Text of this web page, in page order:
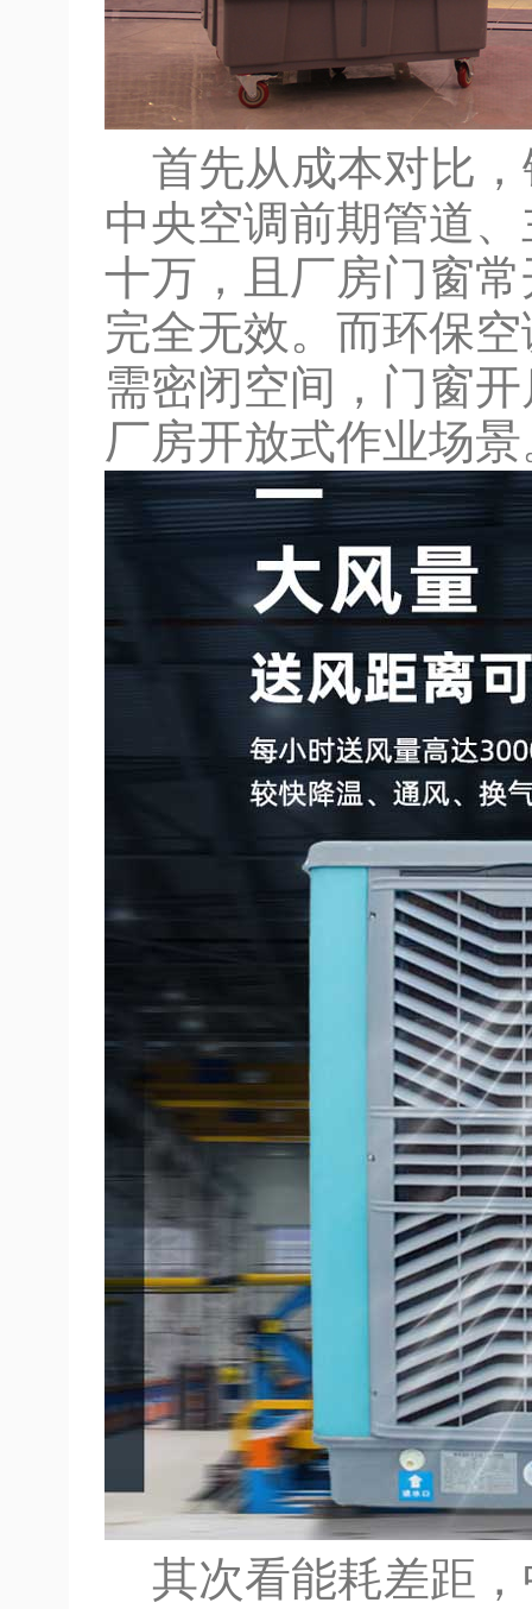
首先从成本对比，
中央空调前期管道
十万，且厂房门窗
完全无效。而环保
需密闭空间，门窗
厂房开放式作业场景
其次看能耗差距，